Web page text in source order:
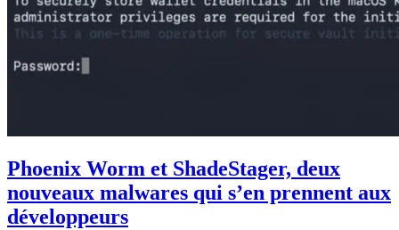
Phoenix Worm et ShadeStager, deux
nouveaux malwares qui s’en prennent aux
développeurs